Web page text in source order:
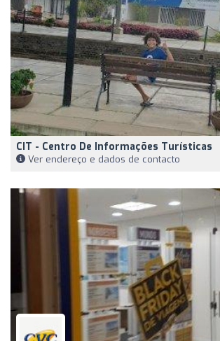
CIT - Centro De Informações Turísticas
Ver endereço e dados de contacto